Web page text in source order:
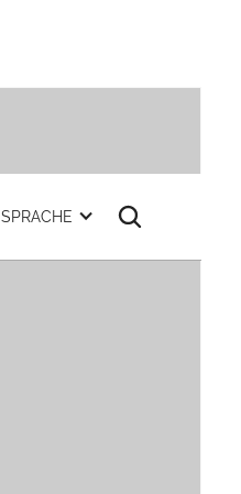
SPRACHE